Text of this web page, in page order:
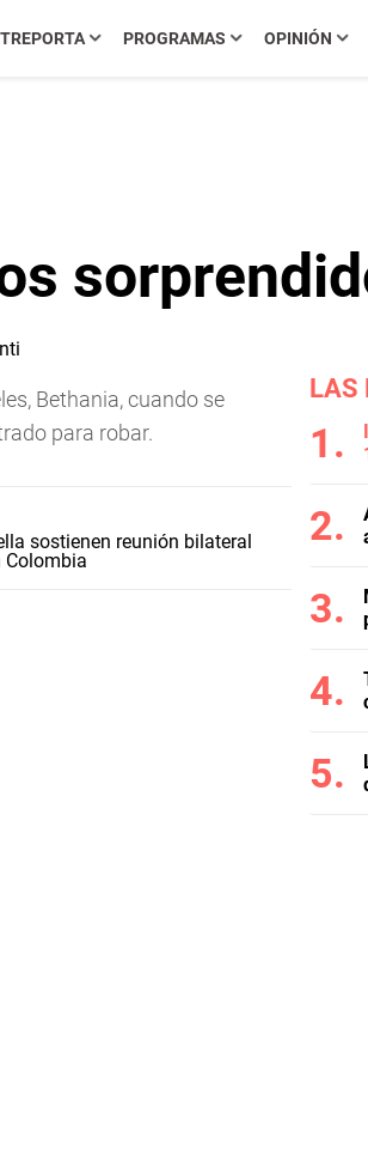
TREPORTA PROGRAMAS OPINIÓN
Bethania, cuando se
para robar.
sostienen reunión bilateral
Colombia
LAS